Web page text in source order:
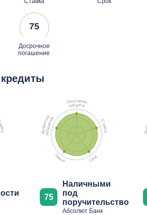
75
Досрочное
погашение
а
в
к
а
Получения
кредита
С
т
а
в
к
а
Сро
к
Лимит
Д
о
с
р
о
ч
но
е
п
о
г
а
ш
е
ни
е
75
Наличными
под
поручительство
Абсолют Банк